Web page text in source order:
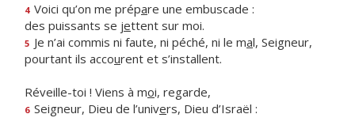
4 Voici qu’on me prépare une embuscade :
des puissants se jettent sur moi.
5 Je n’ai commis ni faute, ni péché, ni le mal, Seigneur,
pourtant ils accourent et s’installent.
Réveille-toi ! Viens à moi, regarde,
6 Seigneur, Dieu de l’univers, Dieu d’Israël :